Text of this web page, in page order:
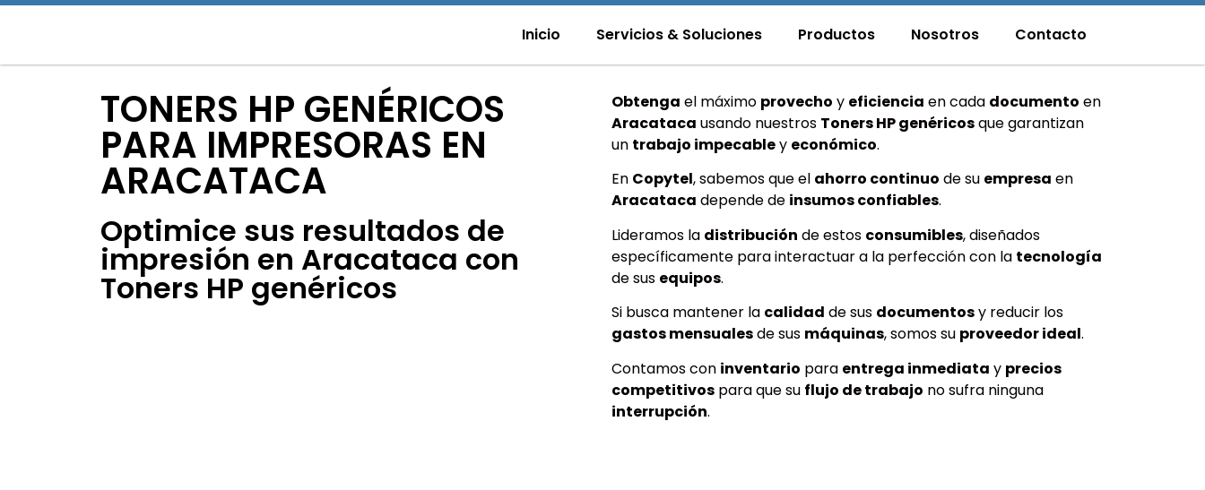
Inicio Servicios & Soluciones Productos Nosotros Contacto
TONERS HP GENÉRICOS
PARA IMPRESORAS EN
ARACATACA
Optimice sus resultados de
impresión en Aracataca con
Toners HP genéricos
Obtenga el máximo provecho y eficiencia en cada documento en
Aracataca usando nuestros Toners HP genéricosque garantizan
un trabajo impecabley económico.
En Copytel, sabemos que el ahorro continuo de su empresa en
Aracataca depende de insumos confiables.
Lideramos la distribución de estos consumibles, diseñados
específicamente para interactuar a la perfección con la tecnología
de sus equipos.
Si busca mantener la calidad de sus documentosy reducir los
gastos mensualesde sus máquinas, somos su proveedor ideal.
Contamos con inventario para entrega inmediata y precios
competitivos para que su flujo de trabajo no sufra ninguna
interrupción.